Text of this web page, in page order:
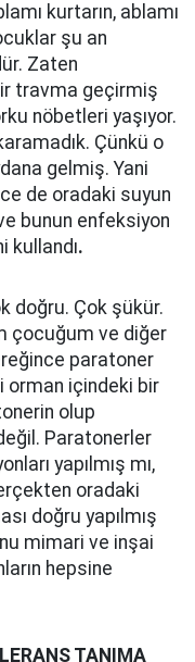
kurtarın, ablamı
şu an
Zaten
travma geçirmiş
nöbetleri yaşıyor.
Çünkü o
gelmiş. Yani
de oradaki suyun
bunun enfeksiyon
kullandı.
doğru. Çok şükür.
çocuğum ve diğer
paratoner
orman içindeki bir
olup
Paratonerler
yapılmış mı,
oradaki
doğru yapılmış
mimari ve inşai
hepsine
TANIMA